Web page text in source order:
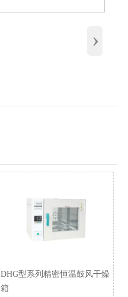
›
DHG型系列精密恒温鼓风干燥
箱